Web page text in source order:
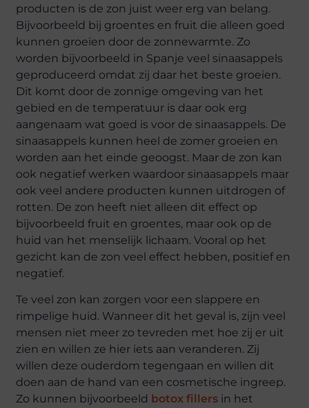
producten is de zon juist weer erg van belang.
Bijvoorbeeld bij groentes en fruit die alleen goed
kunnen groeien door de zonnewarmte. Zo
worden bijvoorbeeld in Spanje veel sinaasappels
geproduceerd omdat zij daar het beste groeien.
Dit komt door de zonnige omgeving van het
gebied en de temperatuur is daar ook erg
aangenaam wat goed is voor de sinaasappels. De
sinaasappels kunnen heel de zomer groeien en
worden aan het einde geoogst. Maar de zon kan
ook negatief werken waardoor sinaasappels maar
ook veel andere producten kunnen uitdrogen of
rotten. De zon heeft niet alleen dit effect op
bijvoorbeeld fruit en groentes, maar ook op de
huid van het menselijk lichaam. Vooral op het
gezicht kan de zon veel effect hebben, positief en
negatief.
Te veel zon kan zorgen voor een slappere en
rimpelige huid. Wanneer dit het geval is, zijn veel
mensen niet meer zo tevreden met hoe zij er uit
zien en willen ze hier iets aan veranderen. Zij
willen deze ouderdom tegengaan en willen dit
doen aan de hand van een cosmetische ingreep.
Zo kunnen bijvoorbeeld botox fillers in het